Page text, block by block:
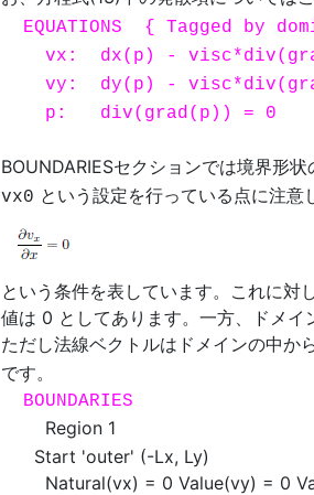
EQUATIONS { Tagged by
vx: dx(p) -
vy: dy(p) -
p: div(grad(p)) = 0 {
BOUNDARIESセクションでは境界形
vx0 という設定を行っている点に注
という条件を表しています。これに対
値は 0 としてあります。一方、ドメ
ただし法線ベクトルはドメインの中か
です。
BOUNDARIES
Region 1
Start 'outer' (-Lx, Ly)
Natural(vx) = 0 Value(vy) = 0